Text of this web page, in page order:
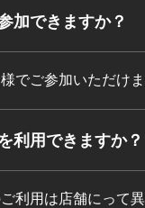
加できますか？
でご参加いただけま
利用できますか？
利用は店舗にって